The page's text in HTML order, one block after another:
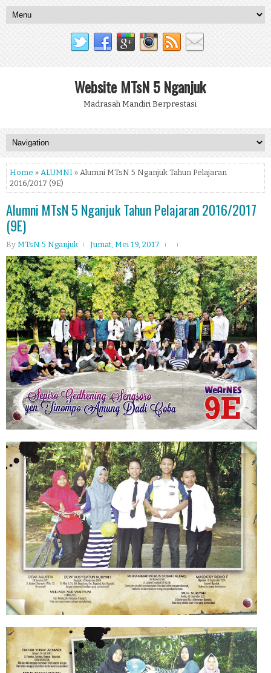
Website MTsN 5 Nganjuk
Madrasah Mandiri Berprestasi
Home » ALUMNI » Alumni MTsN 5 Nganjuk Tahun Pelajaran
2016/2017 (9E)
Alumni MTsN 5 Nganjuk Tahun Pelajaran 2016/2017
(9E)
By MTsN 5 Nganjuk Jumat, Mei 19, 2017